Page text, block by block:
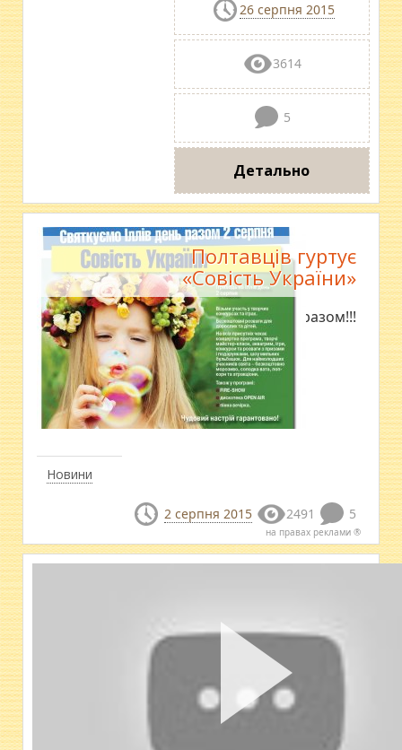
26 серпня 2015
3614
5
Детально
Новини
Полтавців гуртує
«Совість України»
Святкуємо Іллів день разом!!!
2 серпня 2015 2491 5
на правах реклами ®